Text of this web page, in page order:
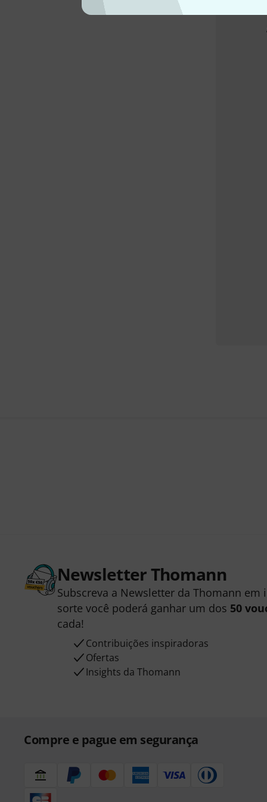
Newsletter Thomann
Subscreva a Newsletter da Thomann
sorte você poderá ganhar um dos 50
cada!
Contribuições inspiradoras
Ofertas
Insights da Thomann
Compre e pague em segurança